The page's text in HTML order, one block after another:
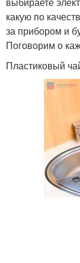
какую по
за прибором и
Поговорим о
Пластиковый